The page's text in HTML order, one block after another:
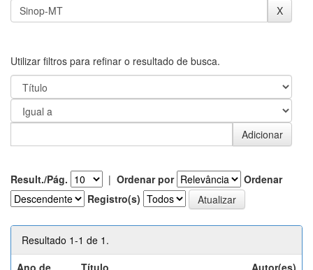
Utilizar filtros para refinar o resultado de busca.
Result./Pág. | Ordenar por
Ordenar
Registro(s)
Resultado 1-1 de 1.
Ano de
Título Autor(es)